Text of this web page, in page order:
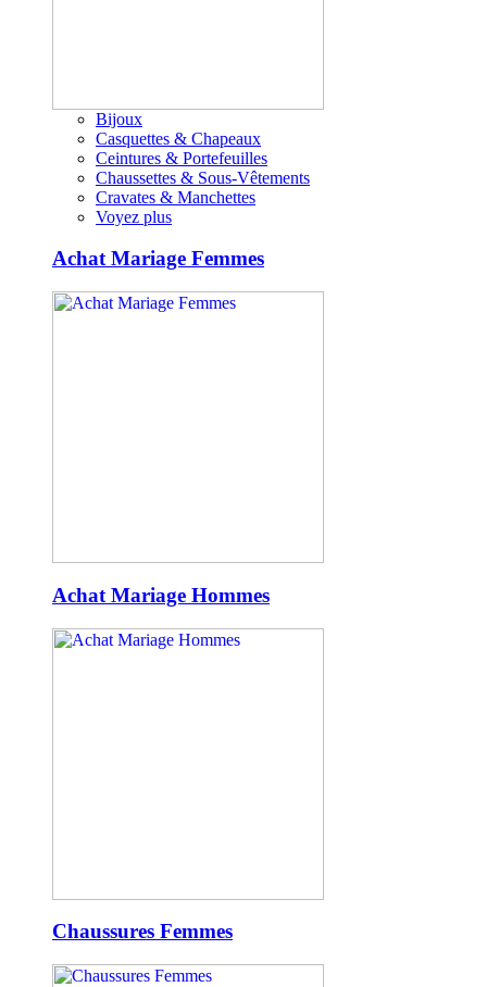
Bijoux
Casquettes & Chapeaux
Ceintures & Portefeuilles
Chaussettes & Sous-Vêtements
Cravates & Manchettes
Voyez plus
Achat Mariage Femmes
Achat Mariage Hommes
Chaussures Femmes